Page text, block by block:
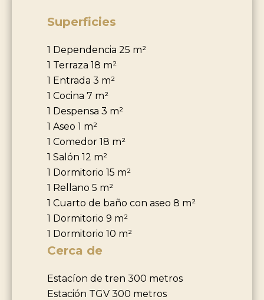
Superficies
1 Dependencia 25 m²
1 Terraza 18 m²
1 Entrada 3 m²
1 Cocina 7 m²
1 Despensa 3 m²
1 Aseo 1 m²
1 Comedor 18 m²
1 Salón 12 m²
1 Dormitorio 15 m²
1 Rellano 5 m²
1 Cuarto de baño con aseo 8 m²
1 Dormitorio 9 m²
1 Dormitorio 10 m²
Cerca de
Estacíon de tren 300 metros
Estación TGV 300 metros